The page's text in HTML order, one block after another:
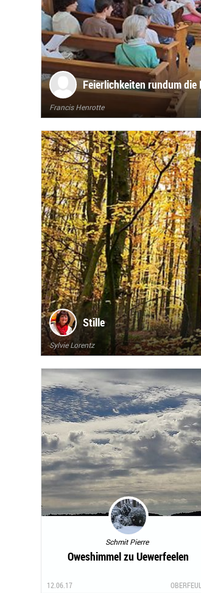
Feierlichkeiten rundum die
Francis Henrotte
Stille
Sylvie Lorentz
Schmit Pierre
Oweshimmel zu Uewerfeelen
12.06.17